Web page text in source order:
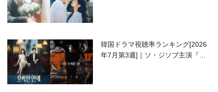
韓国ドラマ視聴率ランキング[2026
年7月第3週]｜ソ・ジソブ主演『エ